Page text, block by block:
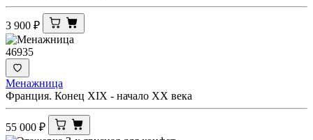
3 900 ₽
46935
Менажница
Франция. Конец ХIХ - начало ХХ века
55 000 ₽